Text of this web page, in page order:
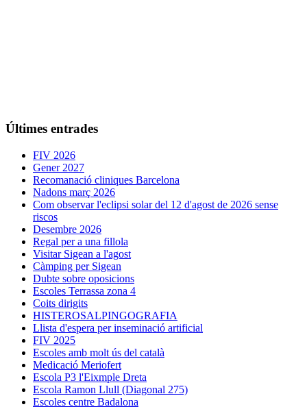
Últimes entrades
FIV 2026
Gener 2027
Recomanació cliniques Barcelona
Nadons març 2026
Com observar l'eclipsi solar del 12 d'agost de 2026 sense
riscos
Desembre 2026
Regal per a una fillola
Visitar Sigean a l'agost
Càmping per Sigean
Dubte sobre oposicions
Escoles Terrassa zona 4
Coits dirigits
HISTEROSALPINGOGRAFIA
Llista d'espera per inseminació artificial
FIV 2025
Escoles amb molt ús del català
Medicació Meriofert
Escola P3 l'Eixmple Dreta
Escola Ramon Llull (Diagonal 275)
Escoles centre Badalona